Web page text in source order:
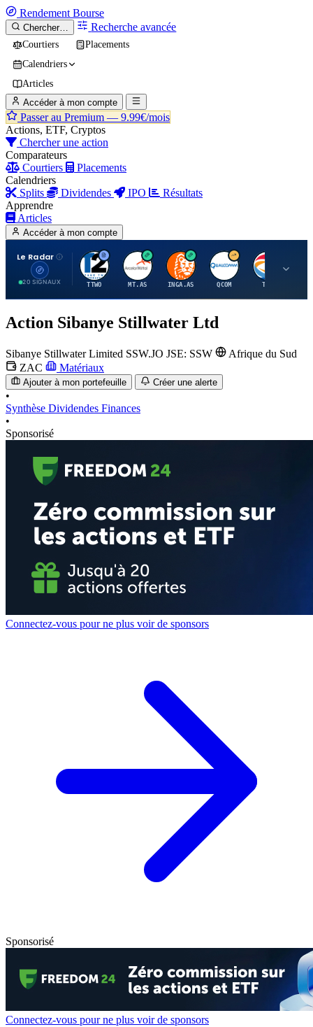
Rendement Bourse
Chercher… Recherche avancée
Courtiers
Placements
Calendriers
Articles
Accéder à mon compte
Passer au Premium — 9.99€/mois
Actions, ETF, Cryptos
Chercher une action
Comparateurs
Courtiers
Placements
Calendriers
Splits
Dividendes IPO
Résultats
Apprendre
Articles
Accéder à mon compte
Le Radar
20 SIGNAUX
T
TTWO
A
MT.AS
I
INGA.AS
Q
QCOM
T
TTE
Action Sibanye Stillwater Ltd
Sibanye Stillwater Limited SSW.JO JSE: SSW
Afrique du Sud
ZAC
Matériaux
Ajouter à mon portefeuille Créer une alerte
•
Synthèse Dividendes Finances
•
Sponsorisé
Connectez-vous pour ne plus voir de sponsors
Sponsorisé
Connectez-vous pour ne plus voir de sponsors